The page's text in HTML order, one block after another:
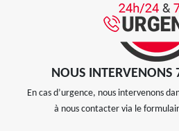
NOUS
En cas d’urgence, nous intervenons
à nous contacter via le